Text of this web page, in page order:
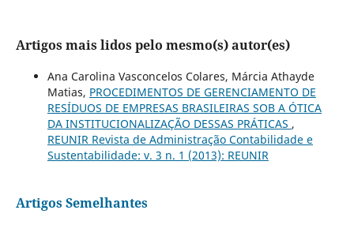
Artigos mais lidos pelo mesmo(s) autor(es)
Ana Carolina Vasconcelos Colares, Márcia Athayde
Matias, PROCEDIMENTOS DE GERENCIAMENTO DE
RESÍDUOS DE EMPRESAS BRASILEIRAS SOB A ÓTICA
DA INSTITUCIONALIZAÇÃO DESSAS PRÁTICAS ,
REUNIR Revista de Administração Contabilidade e
Sustentabilidade: v. 3 n. 1 (2013): REUNIR
Artigos Semelhantes